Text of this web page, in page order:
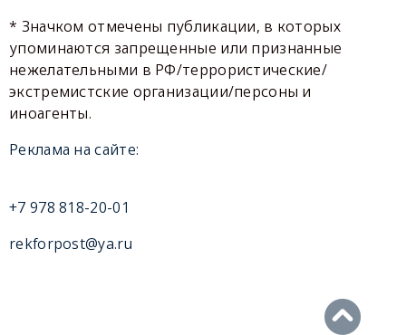
* Значком отмечены публикации, в которых
упоминаются запрещенные или признанные
нежелательными в РФ/террористические/
экстремистские организации/персоны и
иноагенты.
Реклама на сайте:
+7 978 818-20-01
rekforpost@ya.ru